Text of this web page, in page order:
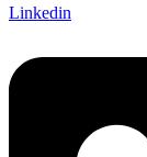
Linkedin